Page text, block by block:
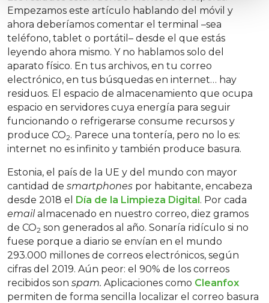
Empezamos este artículo hablando del móvil y
ahora deberíamos comentar el terminal –sea
teléfono, tablet o portátil– desde el que estás
leyendo ahora mismo. Y no hablamos solo del
aparato físico. En tus archivos, en tu correo
electrónico, en tus búsquedas en internet… hay
residuos. El espacio de almacenamiento que ocupa
espacio en servidores cuya energía para seguir
funcionando o refrigerarse consume recursos y
produce CO2. Parece una tontería, pero no lo es:
internet no es infinito y también produce basura.
Estonia, el país de la UE y del mundo con mayor
cantidad de smartphones por habitante, encabeza
desde 2018 el Día de la Limpieza Digital. Por cada
emailalmacenado en nuestro correo, diez gramos
de CO2 son generados al año. Sonaría ridículo si no
fuese porque a diario se envían en el mundo
293.000 millones de correos electrónicos, según
cifras del 2019. Aún peor: el 90% de los correos
recibidos son spam. Aplicaciones como Cleanfox
permiten de forma sencilla localizar el correo basura